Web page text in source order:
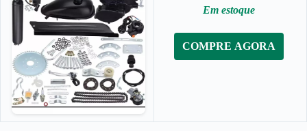
Em estoque
COMPRE AGORA